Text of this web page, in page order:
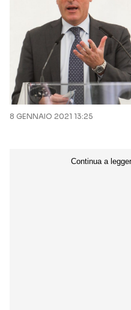
8 GENNAIO 2021 13:25